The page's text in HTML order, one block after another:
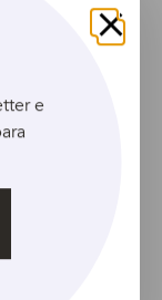
cabelo? O
cachos (não
Fechar
e